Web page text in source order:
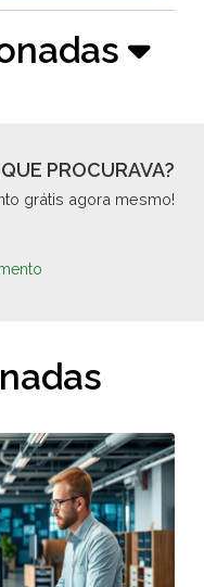
PROCURAVA?
grátis agora mesmo!